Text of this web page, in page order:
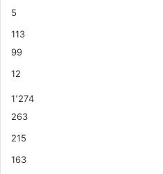
5
113
99
12
1٬274
263
215
163